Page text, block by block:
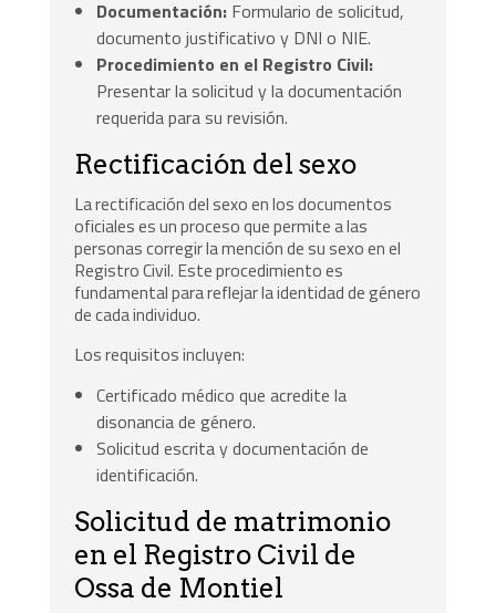
Documentación: Formulario de solicitud,
documento justificativo y DNI o NIE.
Procedimiento en el Registro Civil:
Presentar la solicitud y la documentación
requerida para su revisión.
Rectificación del sexo
La rectificación del sexo en los documentos
oficiales es un proceso que permite a las
personas corregir la mención de su sexo en el
Registro Civil. Este procedimiento es
fundamental para reflejar la identidad de género
de cada individuo.
Los requisitos incluyen:
Certificado médico que acredite la
disonancia de género.
Solicitud escrita y documentación de
identificación.
Solicitud de matrimonio
en el Registro Civil de
Ossa de Montiel